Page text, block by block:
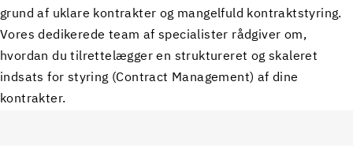
grund af uklare kontrakter og mangelfuld kontraktstyring.
Vores dedikerede team af specialister rådgiver om,
hvordan du tilrettelægger en struktureret og skaleret
indsats for styring (Contract Management) af dine
kontrakter.